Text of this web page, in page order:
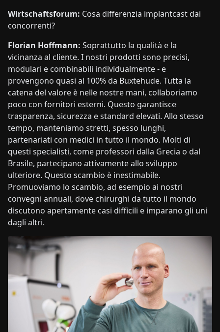
Wirtschaftsforum: Cosa differenzia implantcast dai
concorrenti?
Florian Hoffmann: Soprattutto la qualità e la
vicinanza al cliente. I nostri prodotti sono precisi,
modulari e combinabili individualmente - e
provengono quasi al 100% da Buxtehude. Tutta la
catena del valore è nelle nostre mani, collaboriamo
poco con fornitori esterni. Questo garantisce
trasparenza, sicurezza e standard elevati. Allo stesso
tempo, manteniamo stretti, spesso lunghi,
partenariati con medici in tutto il mondo. Molti di
questi specialisti, come professori dalla Grecia o dal
Brasile, partecipano attivamente allo sviluppo
ulteriore. Questo scambio è inestimabile.
Promuoviamo lo scambio, ad esempio ai nostri
convegni annuali, dove chirurghi da tutto il mondo
discutono apertamente casi difficili e imparano gli uni
dagli altri.